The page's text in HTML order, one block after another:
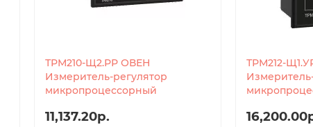
ТРМ210-Щ2.РР ОВЕН
Измеритель-регулятор
микропроцессорный
11,137.20р.
ТРМ212-